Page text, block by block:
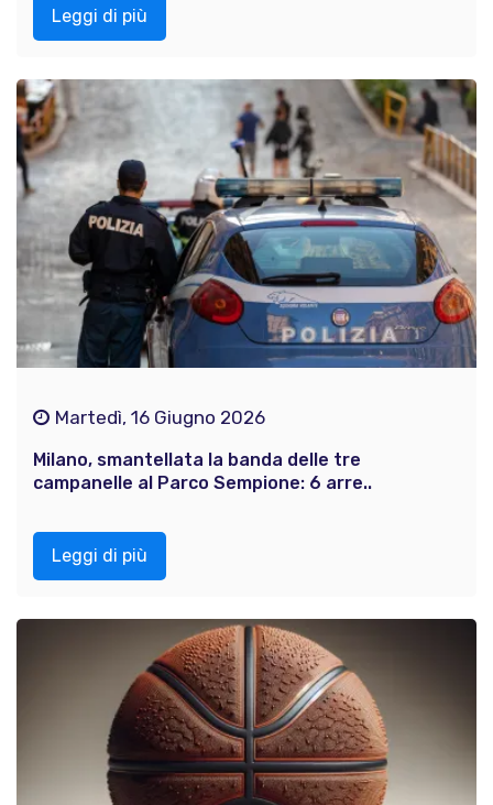
Leggi di più
Martedì, 16 Giugno 2026
Milano, smantellata la banda delle tre
campanelle al Parco Sempione: 6 arre..
Leggi di più